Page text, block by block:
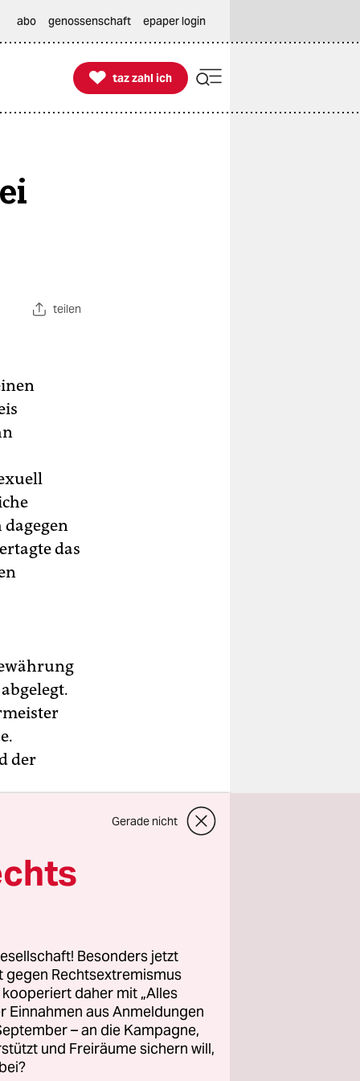
abo genossenschaft epaper login

taz zahl ich
taz zahl ich
teilen
das
der
von
im
sie
Gerade nicht
Besonders jetzt
gegen Rechtsextremismus
daher mit „Alles
Einnahmen aus Anmeldungen
– an die Kampagne,
und Freiräume sichern will,